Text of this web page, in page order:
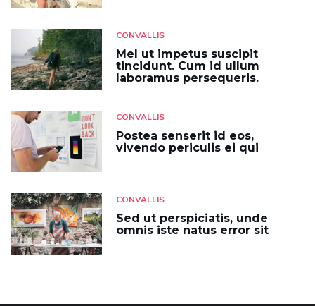
CONVALLIS
Mel ut impetus suscipit
tincidunt. Cum id ullum
laboramus persequeris.
CONVALLIS
Postea senserit id eos,
vivendo periculis ei qui
CONVALLIS
Sed ut perspiciatis, unde
omnis iste natus error sit